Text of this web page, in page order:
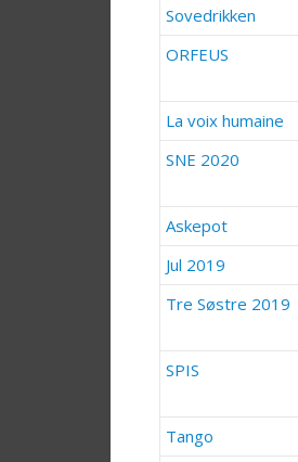
Sovedrikken
ORFEUS
La voix humaine
SNE 2020
Askepot
Jul 2019
Tre Søstre 2019
SPIS
Tango